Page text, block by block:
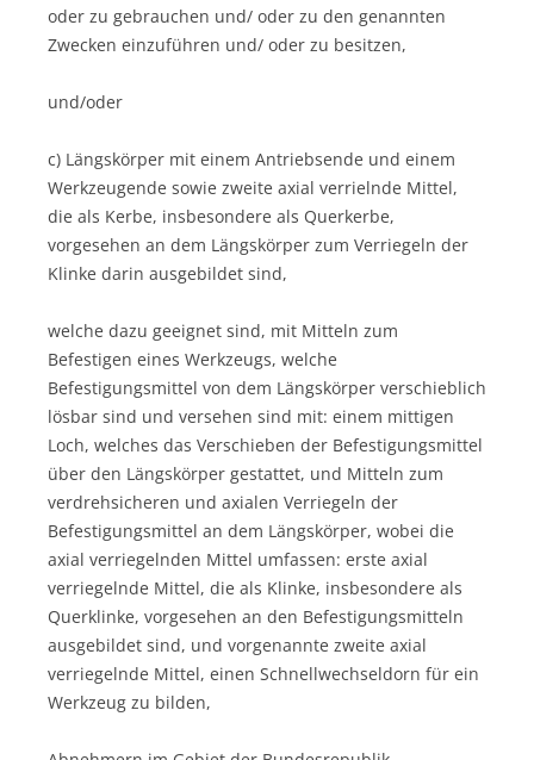
oder zu gebrauchen und/ oder zu den genannten
Zwecken einzuführen und/ oder zu besitzen,
und/oder
c) Längskörper mit einem Antriebsende und einem
Werkzeugende sowie zweite axial verrielnde Mittel,
die als Kerbe, insbesondere als Querkerbe,
vorgesehen an dem Längskörper zum Verriegeln der
Klinke darin ausgebildet sind,
welche dazu geeignet sind, mit Mitteln zum
Befestigen eines Werkzeugs, welche
Befestigungsmittel von dem Längskörper verschieblich
lösbar sind und versehen sind mit: einem mittigen
Loch, welches das Verschieben der Befestigungsmittel
über den Längskörper gestattet, und Mitteln zum
verdrehsicheren und axialen Verriegeln der
Befestigungsmittel an dem Längskörper, wobei die
axial verriegelnden Mittel umfassen: erste axial
verriegelnde Mittel, die als Klinke, insbesondere als
Querklinke, vorgesehen an den Befestigungsmitteln
ausgebildet sind, und vorgenannte zweite axial
verriegelnde Mittel, einen Schnellwechseldorn für ein
Werkzeug zu bilden,